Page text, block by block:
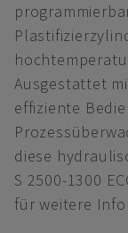
Ausgestattet
effiziente
diese
S 2500-1300
für weitere